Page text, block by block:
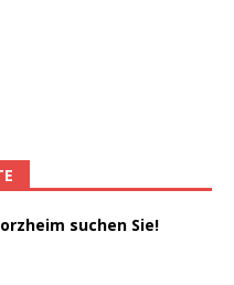
suchen Sie!